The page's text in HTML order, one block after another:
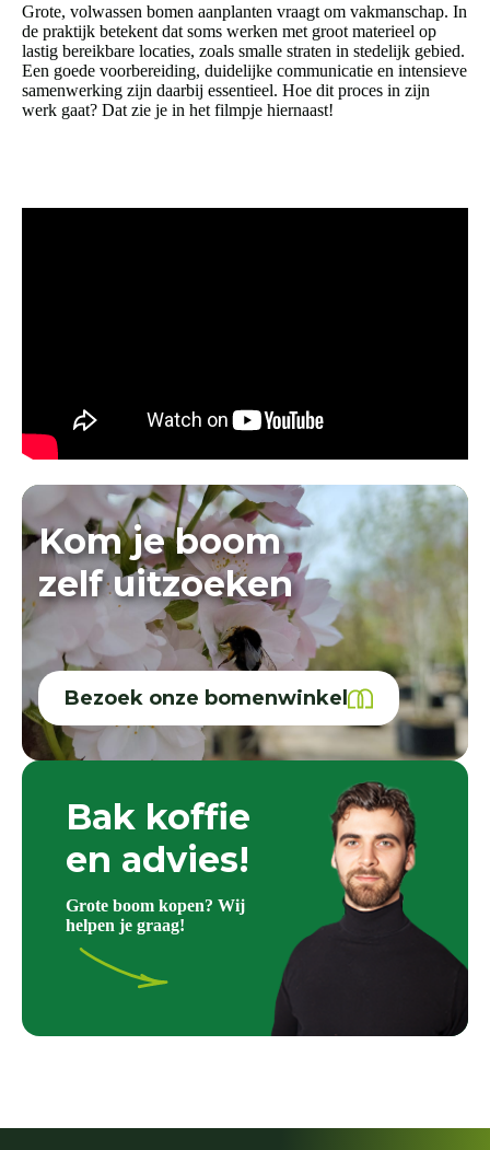
Grote, volwassen bomen aanplanten vraagt om vakmanschap. In
de praktijk betekent dat soms werken met groot materieel op
lastig bereikbare locaties, zoals smalle straten in stedelijk gebied.
Een goede voorbereiding, duidelijke communicatie en intensieve
samenwerking zijn daarbij essentieel. Hoe dit proces in zijn
werk gaat? Dat zie je in het filmpje hiernaast!
Kom je boom
zelf uitzoeken
Bezoek onze bomenwinkel
Bak koffie
en advies!
Grote boom kopen? Wij
helpen je graag!